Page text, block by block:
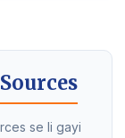
se li gayi